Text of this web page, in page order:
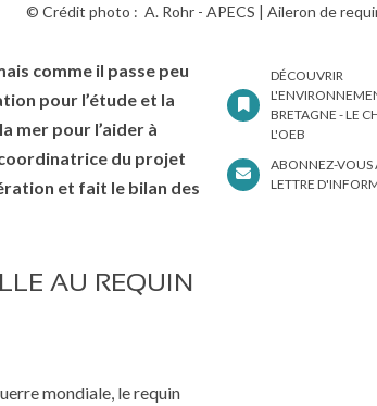
© Crédit photo : A. Rohr - APECS Aileron de
comme il passe peu
pour l’étude et la
mer pour l’aider à
du projet
et fait le bilan des
AU REQUIN
mondiale, le requin
DÉCOUVRIR
BRETAGNE - LE
L'OEB
ABONNEZ-VOUS
LETTRE